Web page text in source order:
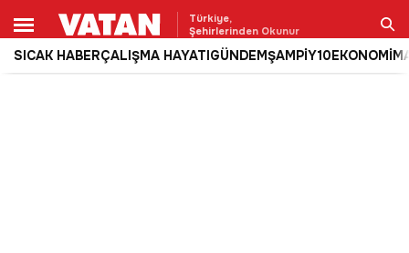
Türkiye,
Şehirlerinden Okunur
SICAK HABERÇALIŞMA HAYATIGÜNDEMŞAMPİY10EKONOMİ
Ara